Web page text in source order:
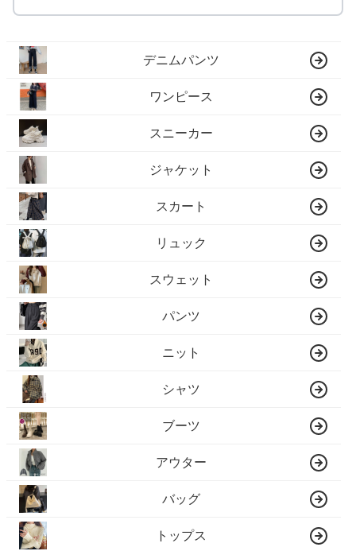
デニムパンツ
ワンピース
スニーカー
ジャケット
スカート
リュック
スウェット
パンツ
ニット
シャツ
ブーツ
アウター
バッグ
トップス